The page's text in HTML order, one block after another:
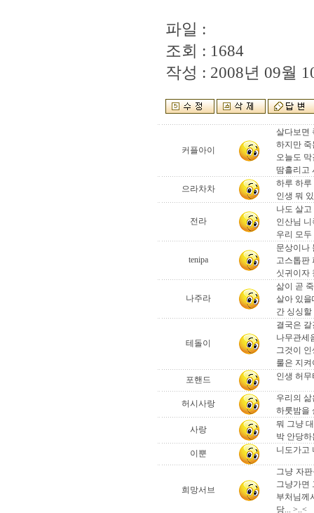
파일 :
조회 : 1684
작성 : 2008년 09월
커플아이
살다보면
하지만
오늘도
땀흘리고
으라차차
하루 하루
인생 뭐
전라
나도 살
인산님
우리 모
tenipa
문상이나
고스톱판
싯귀이자
나주라
삶이 곧
살아 있을
간 싱싱
테돌이
결국은
나무관세
그것이
룰은 지켜
포핸드
인생 허무
허시사랑
우리의
하룻밤을
사랑
뭐 그냥
박 안당
이뿐
니도가고
희망서브
그냥 자
그냥가면
부처님께
당... >..<